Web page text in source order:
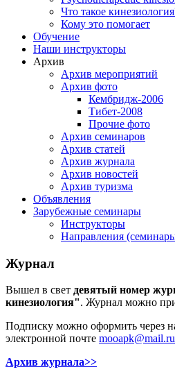
Что такое
Кому это помогает
Обучение
Наши инструкторы
Архив
Архив мероприятий
Архив фото
Кембридж-2006
Тибет-2008
Прочие фото
Архив семинаров
Архив статей
Архив журнала
Архив новостей
Архив туризма
Объявления
Зарубежные семинары
Инструкторы
Направления
Журнал
Вышел в свет девятый номер
кинезиология". Журнал можно
Подписку можно оформить через
электронной почте mooapk@mail.ru
Архив журнала>>